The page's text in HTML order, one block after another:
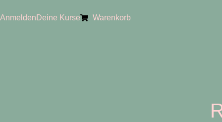
Anmelden Deine Kurse Warenkorb